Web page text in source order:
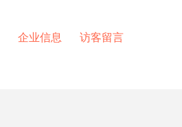
企业信息 访客留言